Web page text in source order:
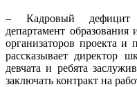
– Кадровый дефицит
департамент
организаторов проекта и
рассказывает директор
девчата и ребята
заключать контракт на